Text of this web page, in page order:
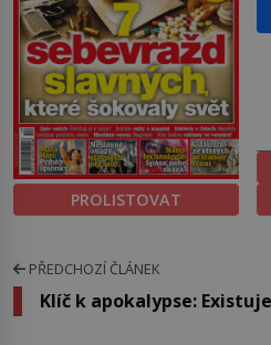
PROLISTOVAT
PŘEDCHOZÍ ČLÁNEK
Klíč k apokalypse: